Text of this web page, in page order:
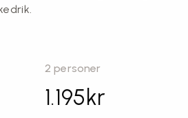
2 personer
1.195kr